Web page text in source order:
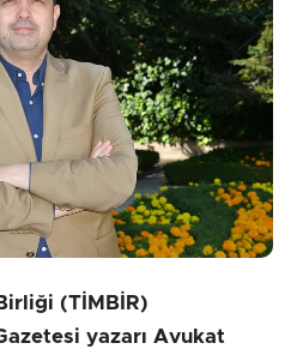
(TİMBİR)
yazarı Avukat